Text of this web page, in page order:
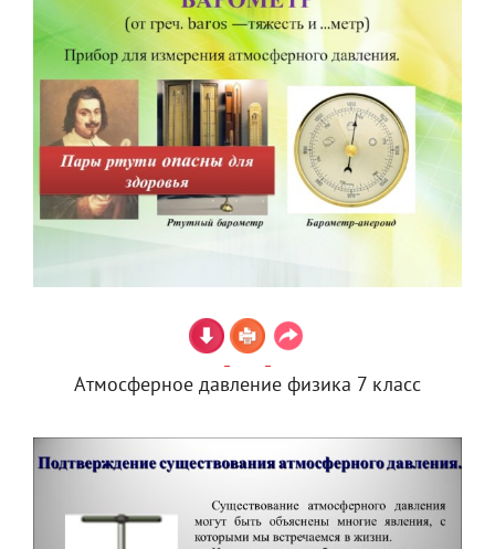
Атмосферное давление физика 7 класс